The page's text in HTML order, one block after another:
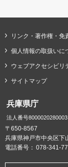
リンク・著作権・免
個人情報の取扱いに
ウェブアクセシビリ
サイトマップ
兵庫県庁
法人番号8000020280003
〒650-8567
兵庫県神戸市中央区下
電話番号： 078-341-